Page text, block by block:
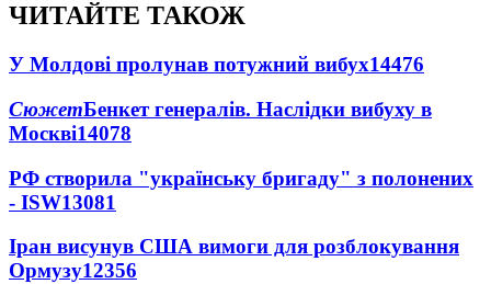
ЧИТАЙТЕ ТАКОЖ
У Молдові пролунав потужний вибух14476
СюжетБенкет генералів. Наслідки вибуху в
Москві14078
РФ створила "українську бригаду" з полонених
- ISW13081
Іран висунув США вимоги для розблокування
Ормузу12356